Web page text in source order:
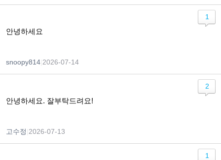
안녕하세요
snoopy814 2026-07-14
1
안녕하세요. 잘부탁드려요!
고수정 2026-07-13
2
1